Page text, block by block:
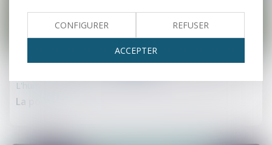
La poule
30
juin
L'humour et la justice
CONFIGURER REFUSER
ACCEPTER